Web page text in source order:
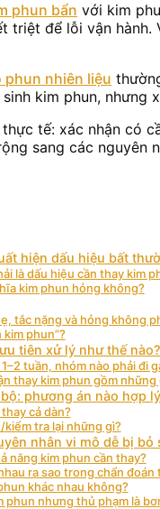
phun bẩn với kim
triệt để lỗi vận
phun nhiên liệu
kim phun,
tế: xác nhận có
sang các nguyên
hiện dấu hiệu bất
là dấu hiệu cần thay kim
kim phun hỏng không?
tắc nặng và hỏng không
kim phun”?
tiên xử lý như thế nào?
tuần, nhóm nào phải đi
thay kim phun gồm những
phương án nào hợp
cả dàn?
tra lại những gì?
nhân vi mô dễ bị bỏ
năng kim phun cần thay?
ra sao trong chẩn đoán
khác nhau không?
nhưng thủ phạm là